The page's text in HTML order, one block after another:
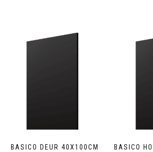
BASICO DEUR 40X100CM
BASICO